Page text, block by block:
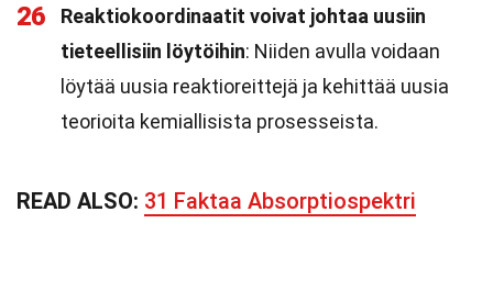
26
Reaktiokoordinaatit voivat johtaa uusiin
tieteellisiin löytöihin: Niiden avulla voidaan
löytää uusia reaktioreittejä ja kehittää uusia
teorioita kemiallisista prosesseista.
READ ALSO: 31 Faktaa Absorptiospektri